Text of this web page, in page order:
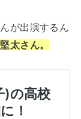
が出演するん
太さん。